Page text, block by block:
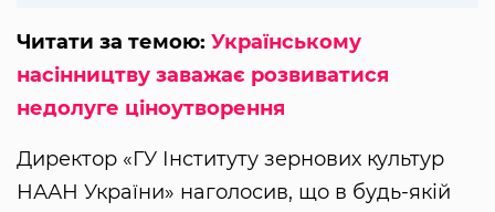
Читати за темою: Українському
насінництву заважає розвиватися
недолуге ціноутворення
Директор «ГУ Інституту зернових культур
НААН України» наголосив, що в будь-якій